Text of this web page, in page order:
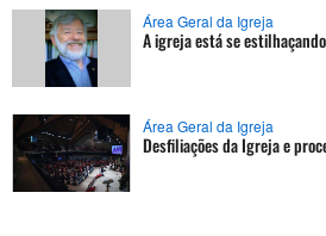
Área Geral da Igreja
A igreja está se
Área Geral da Igreja
Desfiliações da Igreja e